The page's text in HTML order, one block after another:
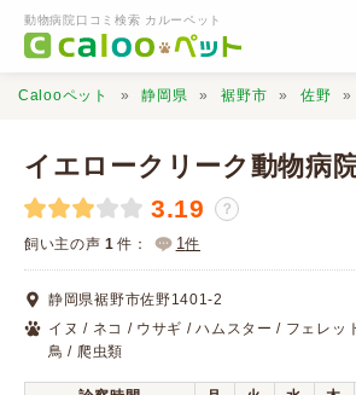
動物病院口コミ検索 カルーペット
動物病院検索
口コミ検索
Calooペットとは？
Calooペット 静岡県 裾野市 佐野
イエロークリーク動物病
3.19 ？
飼い主の声 1 件： 1件
静岡県裾野市佐野1401-2
イヌ / ネコ / ウサギ / ハムスター / フェレッ
鳥 / 爬虫類